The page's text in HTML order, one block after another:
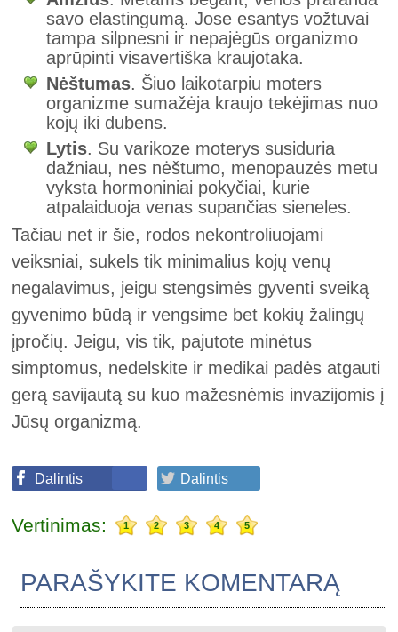
savo elastingumą. Jose esantys vožtuvai
tampa silpnesni ir nepajėgūs organizmo
aprūpinti visavertiška kraujotaka.
Nėštumas. Šiuo laikotarpiu moters
organizme sumažėja kraujo tekėjimas nuo
kojų iki dubens.
Lytis. Su varikoze moterys susiduria
dažniau, nes nėštumo, menopauzės metu
vyksta hormoniniai pokyčiai, kurie
atpalaiduoja venas supančias sieneles.
Tačiau net ir šie, rodos nekontroliuojami
veiksniai, sukels tik minimalius kojų venų
negalavimus, jeigu stengsimės gyventi sveiką
gyvenimo būdą ir vengsime bet kokių žalingų
įpročių. Jeigu, vis tik, pajutote minėtus
simptomus, nedelskite ir medikai padės atgauti
gerą savijautą su kuo mažesnėmis invazijomis į
Jūsų organizmą.
Dalintis Dalintis
Vertinimas: 1 2 3 4 5
PARAŠYKITE KOMENTARĄ